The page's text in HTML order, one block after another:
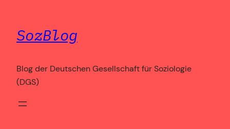
springen
SozBlog
Blog der Deutschen Gesellschaft für Soziologie
(DGS)